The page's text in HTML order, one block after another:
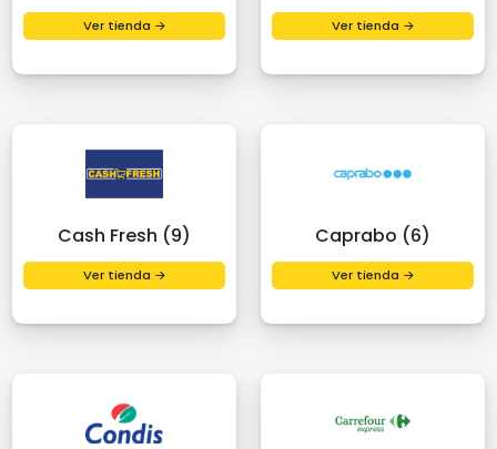
Ver tienda → Ver tienda →
Cash Fresh (9)
Ver tienda →
Caprabo (6)
Ver tienda →